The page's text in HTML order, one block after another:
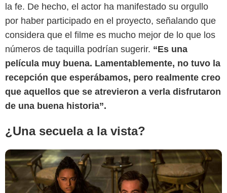
la fe. De hecho, el actor ha manifestado su orgullo
por haber participado en el proyecto, señalando que
considera que el filme es mucho mejor de lo que los
números de taquilla podrían sugerir. “Es una
película muy buena. Lamentablemente, no tuvo la
recepción que esperábamos, pero realmente creo
que aquellos que se atrevieron a verla disfrutaron
de una buena historia”.
¿Una secuela a la vista?
contraste.info